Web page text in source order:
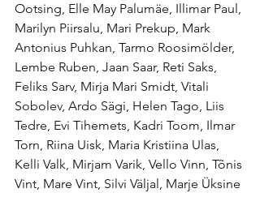
Ootsing, Elle May Palumäe, Illimar Paul,
Marilyn Piirsalu, Mari Prekup, Mark
Antonius Puhkan, Tarmo Roosimölder,
Lembe Ruben, Jaan Saar, Reti Saks,
Feliks Sarv, Mirja Mari Smidt, Vitali
Sobolev, Ardo Sägi, Helen Tago, Liis
Tedre, Evi Tihemets, Kadri Toom, Ilmar
Torn, Riina Uisk, Maria Kristiina Ulas,
Kelli Valk, Mirjam Varik, Vello Vinn, Tõnis
Vint, Mare Vint, Silvi Väljal, Marje Üksine